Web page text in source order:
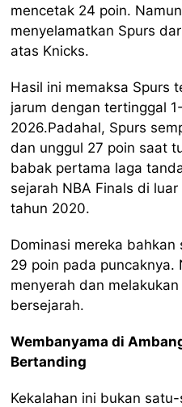
mencetak 24 poin.
menyelamatkan Spurs
atas Knicks.
Hasil ini memaksa Spurs
jarum dengan tertinggal
2026.Padahal, Spurs
dan unggul 27 poin saat
babak pertama laga
sejarah NBA Finals di
tahun 2020.
Dominasi mereka
29 poin pada puncaknya.
menyerah dan
bersejarah.
Wembanyama di
Bertanding
Kekalahan ini bukan